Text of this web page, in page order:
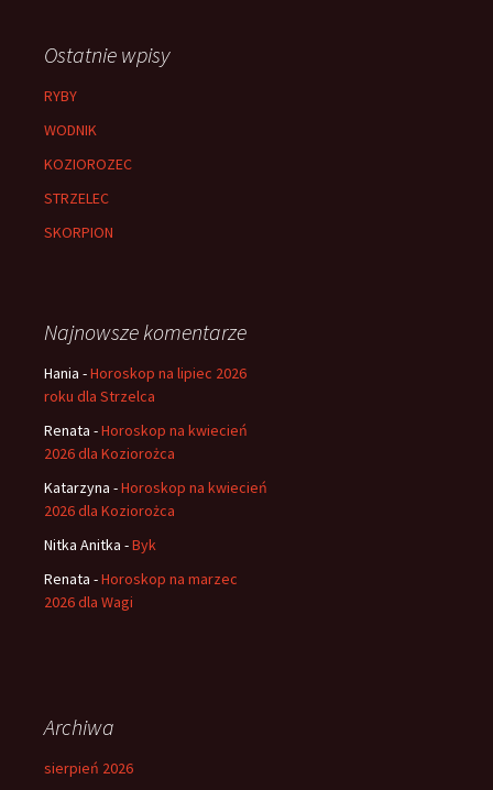
Ostatnie wpisy
RYBY
WODNIK
KOZIOROZEC
STRZELEC
SKORPION
Najnowsze komentarze
Hania -Horoskop na lipiec 2026
roku dla Strzelca
Renata -Horoskop na kwiecień
2026 dla Koziorożca
Katarzyna -Horoskop na kwiecień
2026 dla Koziorożca
Nitka Anitka -Byk
Renata -Horoskop na marzec
2026 dla Wagi
Archiwa
sierpień 2026